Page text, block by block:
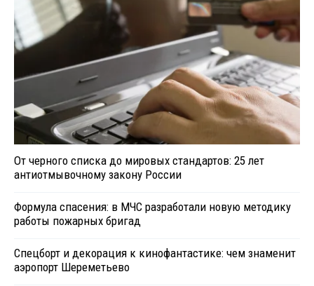
От черного списка до мировых стандартов: 25 лет
антиотмывочному закону России
Формула спасения: в МЧС разработали новую методику
работы пожарных бригад
Спецборт и декорация к кинофантастике: чем знаменит
аэропорт Шереметьево